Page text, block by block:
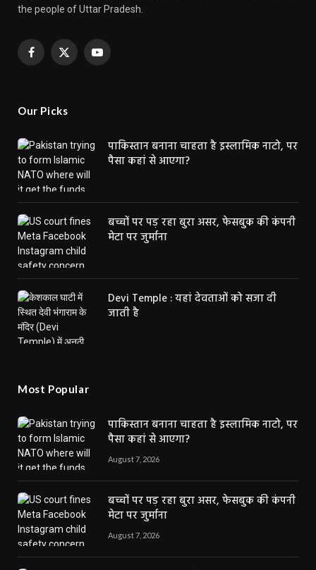
the people of Uttar Pradesh.
Facebook
X
YouTube
Our Picks
पाकिस्तान बनाना चाहता है इस्लामिक नाटो, पर
पैसा कहां से आएगा?
बच्चों पर पड़ रहा बुरा असर, फेसबुक की कंपनी
मेटा पर जुर्माना
Devi Temple : यहां देवताओं को सजा दी
जाती है
Most Popular
पाकिस्तान बनाना चाहता है इस्लामिक नाटो, पर
पैसा कहां से आएगा?
August 7, 2026
बच्चों पर पड़ रहा बुरा असर, फेसबुक की कंपनी
मेटा पर जुर्माना
August 7, 2026